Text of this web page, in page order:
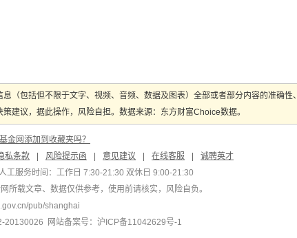
（包括但不限于文字、视频、音频、数据及图表）全部或者部分内容的准确性、
建议，据此操作，风险自担。数据来源：东方财富Choice数据。
金网添加到收藏夹吗？
私条款 风险提示函 意见建议 在线客服
诚聘英才
工服务时间：工作日 7:30-21:30 双休日 9:00-21:30
所载文章、数据仅供参考，使用前请核实，风险自负。
pub/shanghai
20130026
网站备案号：沪ICP备11042629号-1